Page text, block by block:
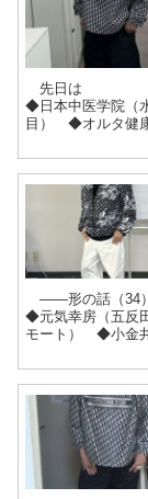
先日は
◆日本中医学院（
目） ◆オルタ健康
――形
◆元気幸房（五反
モート） ◆小金